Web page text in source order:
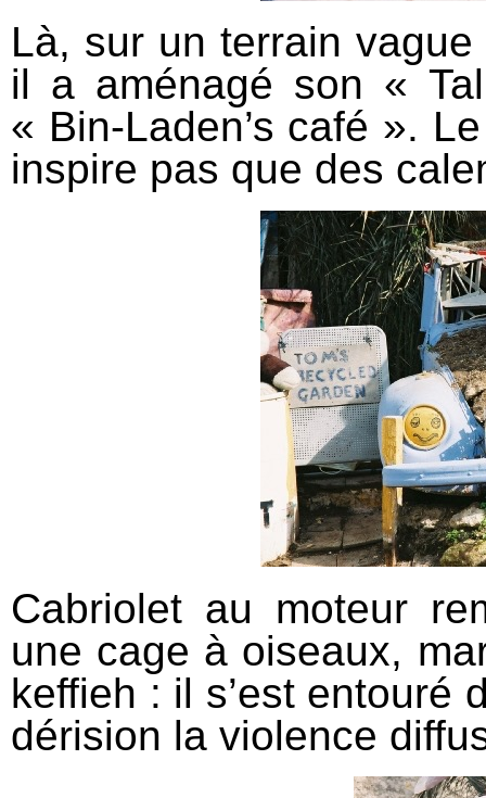
Là, sur un terrain
il a aménagé son «
« Bin-Laden’s café ».
inspire pas que des
Cabriolet au moteur
une cage à oiseaux,
keffieh : il s’est entouré
dérision la violence